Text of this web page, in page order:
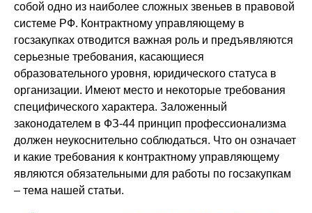
собой одно из наиболее сложных звеньев в правовой
системе РФ. Контрактному управляющему в
госзакупках отводится важная роль и предъявляются
серьезные требования, касающиеся
образовательного уровня, юридического статуса в
организации. Имеют место и некоторые требования
специфического характера. Заложенный
законодателем в ФЗ-44 принцип профессионализма
должен неукоснительно соблюдаться. Что он означает
и какие требования к контрактному управляющему
являются обязательными для работы по госзакупкам
– тема нашей статьи.